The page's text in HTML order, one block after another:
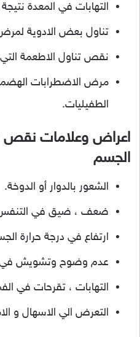
التهابات في المعدة نتيجة
تناول بعض الادوية
نقص تناول الاطعمة
مرض الاضطرابات الهضمية
الطفيليات.
الجسم
الشعور بالدوار أو الدوخة.
ضعف ، ضيق في
ارتفاع في درجة حرارة
عدم وضوح وتشويش في
التهابات ، تقرحات في
التعرض الي الاسهال و